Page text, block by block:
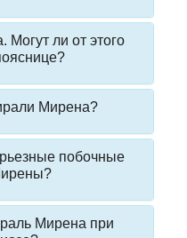
ли от этого
Мирена?
побочные
Мирена при